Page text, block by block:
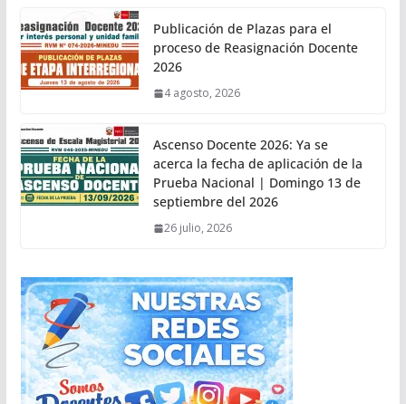
Publicación de Plazas para el
proceso de Reasignación Docente
2026
4 agosto, 2026
Ascenso Docente 2026: Ya se
acerca la fecha de aplicación de la
Prueba Nacional | Domingo 13 de
septiembre del 2026
26 julio, 2026